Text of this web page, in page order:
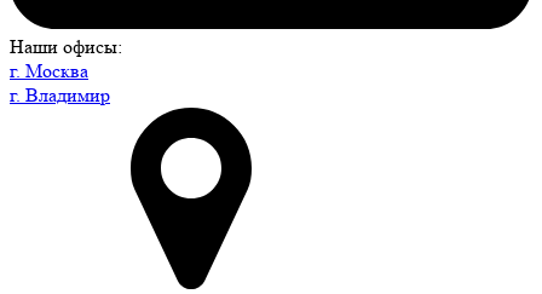
Наши офисы:
г. Москва
г. Владимир